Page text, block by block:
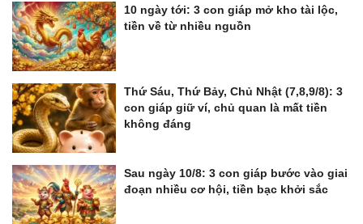
10 ngày tới: 3 con giáp mở kho tài lộc,
tiền về từ nhiều nguồn
Thứ Sáu, Thứ Bảy, Chủ Nhật (7,8,9/8): 3
con giáp giữ ví, chủ quan là mất tiền
không đáng
Sau ngày 10/8: 3 con giáp bước vào giai
đoạn nhiều cơ hội, tiền bạc khởi sắc